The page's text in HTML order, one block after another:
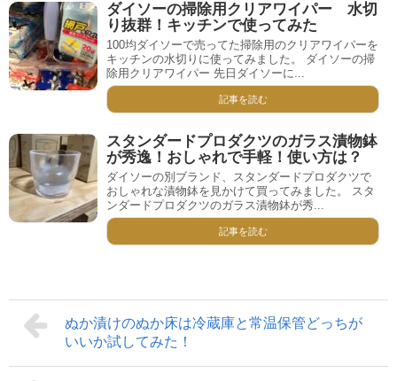
ダイソーの掃除用クリアワイパー 水切
り抜群！キッチンで使ってみた
100均ダイソーで売ってた掃除用のクリアワイパーを
キッチンの水切りに使ってみました。 ダイソーの掃
除用クリアワイパー 先日ダイソーに...
記事を読む
スタンダードプロダクツのガラス漬物鉢
が秀逸！おしゃれで手軽！使い方は？
ダイソーの別ブランド、スタンダードプロダクツで
おしゃれな漬物鉢を見かけて買ってみました。 スタ
ンダードプロダクツのガラス漬物鉢が秀...
記事を読む
ぬか漬けのぬか床は冷蔵庫と常温保管どっちが
いいか試してみた！